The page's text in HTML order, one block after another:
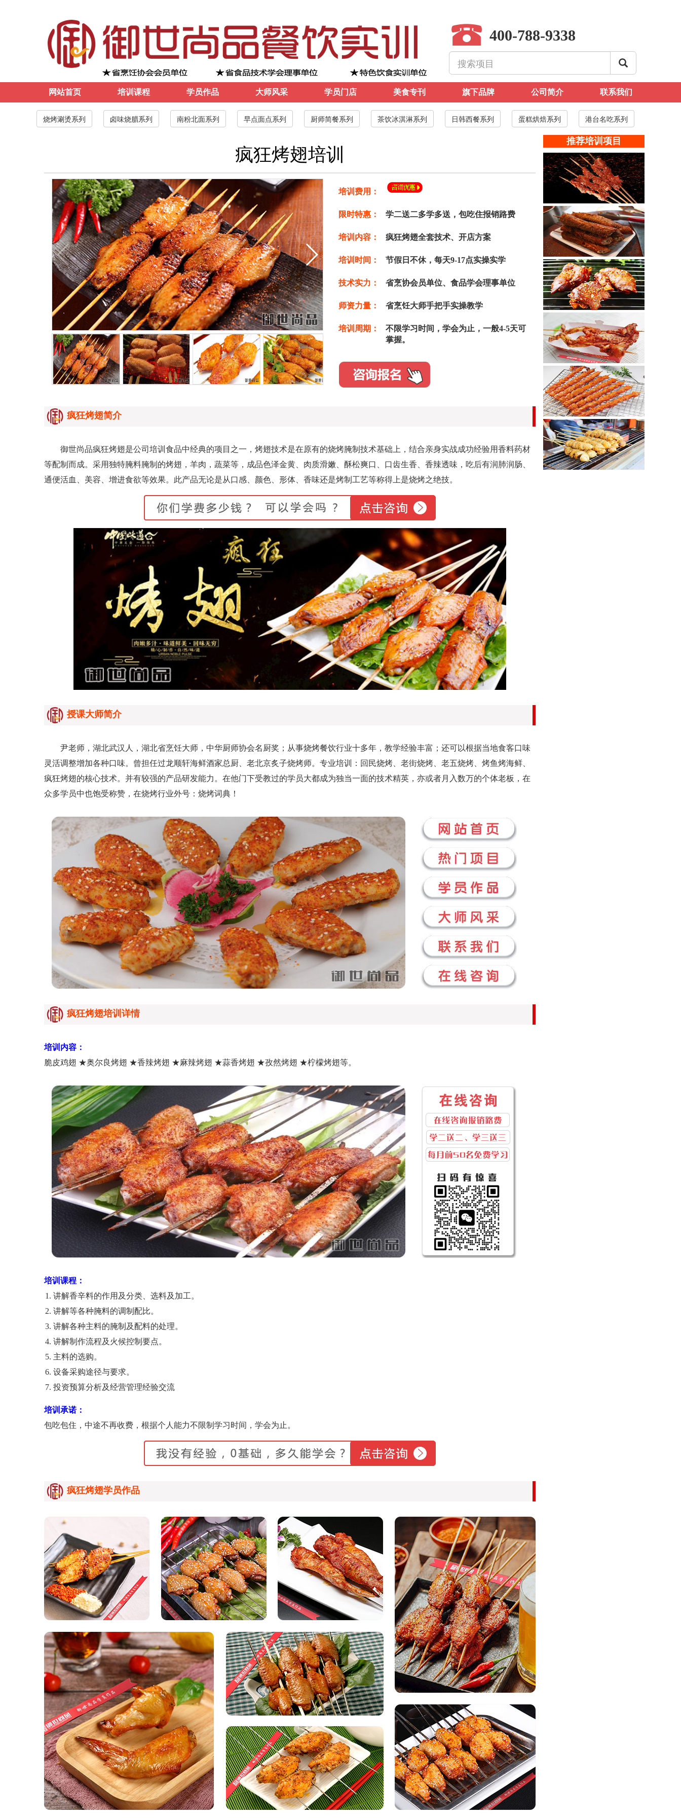
400-788-9338
网站首页 培训课程 学员作品 大师风采 学员门店 美食专刊 旗下品牌 公司简介 联系我们
烧烤涮烫系列 卤味烧腊系列 南粉北面系列 早点面点系列 厨师简餐系列 茶饮冰淇淋系列 日韩西餐系列 蛋糕烘焙系列 港台名吃系列
疯狂烤翅培训
培训费用：
限时特惠： 学二送二多学多送，包吃住报销路费
培训内容： 疯狂烤翅全套技术、开店方案
培训时间： 节假日不休，每天9-17点实操实学
技术实力： 省烹协会员单位、食品学会理事单位
师资力量： 省烹饪大师手把手实操教学
培训周期：
不限学习时间，学会为止，一般4-5天可
掌握。
疯狂烤翅简介
御世尚品疯狂烤翅是公司培训食品中经典的项目之一，烤翅技术是在原有的烧烤腌制技术基础上，结合亲身实战成功经验用香料药材
等配制而成。采用独特腌料腌制的烤翅，羊肉，蔬菜等，成品色泽金黄、肉质滑嫩、酥松爽口、口齿生香、香辣透味，吃后有润肺润肠、
通便活血、美容、增进食欲等效果。此产品无论是从口感、颜色、形体、香味还是烤制工艺等称得上是烧烤之绝技。
授课大师简介
尹老师，湖北武汉人，湖北省烹饪大师，中华厨师协会名厨奖；从事烧烤餐饮行业十多年，教学经验丰富；还可以根据当地食客口味
灵活调整增加各种口味。曾担任过龙顺轩海鲜酒家总厨、老北京炙子烧烤师。专业培训：回民烧烤、老街烧烤、老五烧烤、烤鱼烤海鲜、
疯狂烤翅的核心技术。并有较强的产品研发能力。在他门下受教过的学员大都成为独当一面的技术精英，亦或者月入数万的个体老板，在
众多学员中也饱受称赞，在烧烤行业外号：烧烤词典！
疯狂烤翅培训详情
培训内容：
脆皮鸡翅 ★奥尔良烤翅 ★香辣烤翅 ★麻辣烤翅 ★蒜香烤翅 ★孜然烤翅 ★柠檬烤翅等。
培训课程：
讲解香辛料的作用及分类、选料及加工。
讲解等各种腌料的调制配比。
讲解各种主料的腌制及配料的处理。
讲解制作流程及火候控制要点。
主料的选购。
设备采购途径与要求。
投资预算分析及经营管理经验交流
培训承诺：
包吃包住，中途不再收费，根据个人能力不限制学习时间，学会为止。
疯狂烤翅学员作品
推荐培训项目
烧烤全套培训
烤鸭脖培训
状元烤猪蹄培训
疯子烤牛蛙培训
大西北烤肉培训